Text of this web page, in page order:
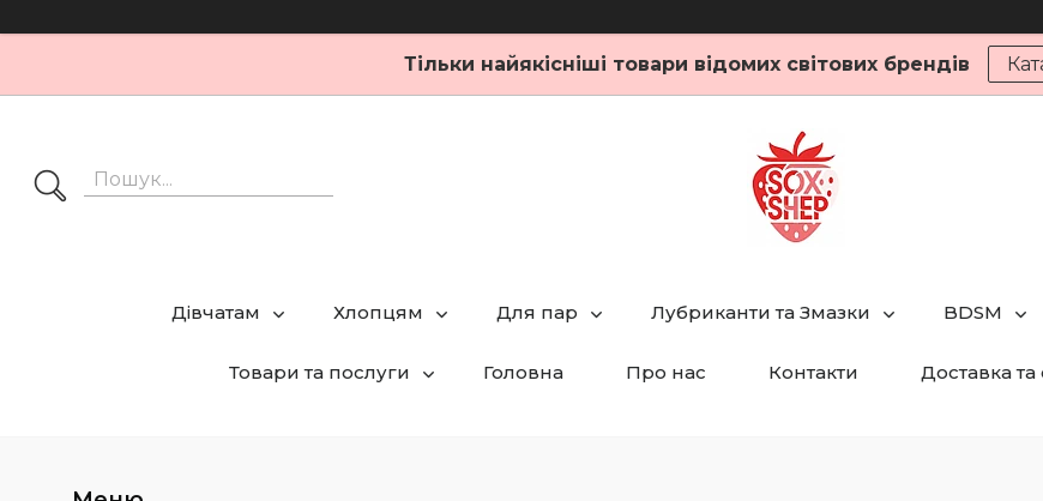
Тільки найякісніші товари відомих світових брендів
Дівчатам Хлопцям Для пар Лубриканти та Змазки BDSM
Товари та послуги Головна Про нас Контакти Доставка та